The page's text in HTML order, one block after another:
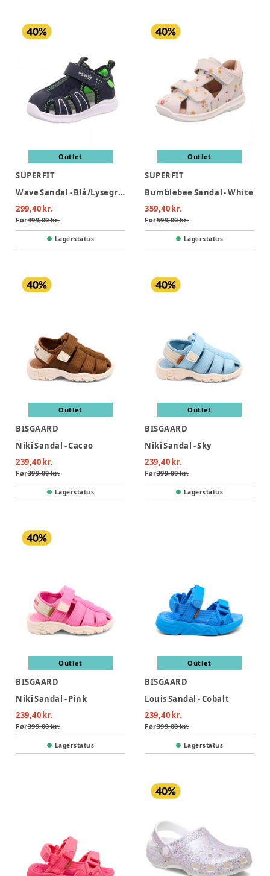
Outlet
SUPERFIT
Wave Sandal - Blå/Lysegrøn
299,40 kr.
Før499,00 kr.
Lagerstatus
Outlet
SUPERFIT
Bumblebee Sandal - White
359,40 kr.
Før599,00 kr.
Lagerstatus
Outlet
BISGAARD
Niki Sandal - Cacao
239,40 kr.
Før399,00 kr.
Lagerstatus
Outlet
BISGAARD
Niki Sandal - Sky
239,40 kr.
Før399,00 kr.
Lagerstatus
Outlet
BISGAARD
Niki Sandal - Pink
239,40 kr.
Før399,00 kr.
Lagerstatus
Outlet
BISGAARD
Louis Sandal - Cobalt
239,40 kr.
Før399,00 kr.
Lagerstatus